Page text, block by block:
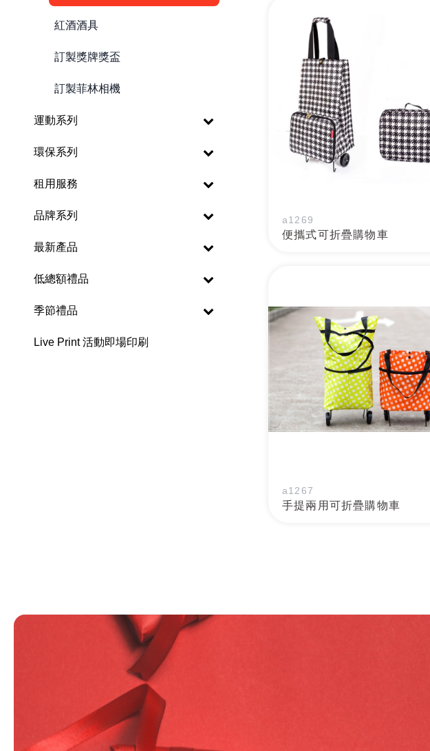
紅酒酒具
訂製獎牌獎盃
訂製菲林相機
運動系列
環保系列
租用服務
品牌系列
最新產品
低總額禮品
季節禮品
Live Print 活動即場印刷
a1269
便攜式可折疊購物車
a1267
手提兩用可折疊購物車